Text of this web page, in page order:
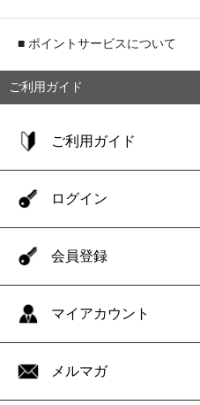
■ ポイントサービスについて
ご利用ガイド
ご利用ガイド
ログイン
会員登録
マイアカウント
メルマガ